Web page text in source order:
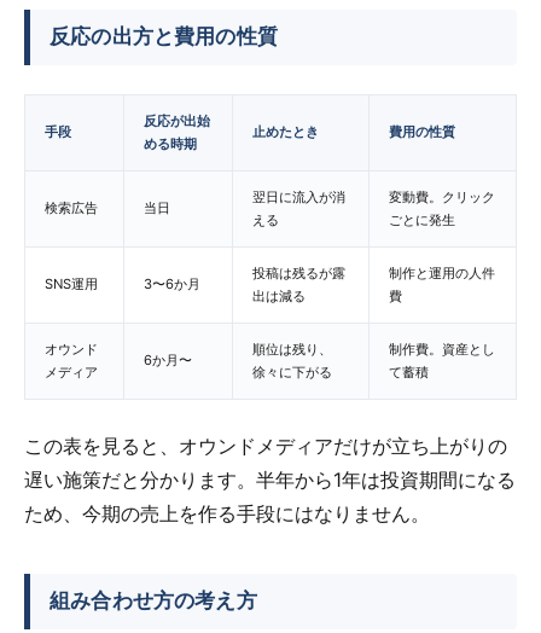
反応の出方と費用の性質
手段
反応が出始
める時期
止めたとき 費用の性質
検索広告 当日
翌日に流入が消
える
変動費。クリック
ごとに発生
SNS運用 3〜6か月
投稿は残るが露
出は減る
制作と運用の人件
費
オウンド
メディア
6か月〜
順位は残り、
徐々に下がる
制作費。資産とし
て蓄積
この表を見ると、オウンドメディアだけが立ち上がりの
遅い施策だと分かります。半年から1年は投資期間になる
ため、今期の売上を作る手段にはなりません。
組み合わせ方の考え方